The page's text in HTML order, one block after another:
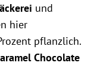
und
hier
pflanzlich.
Chocolate